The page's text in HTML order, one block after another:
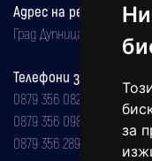
за
Адрес на редакцията
Град Дупница, ул.''Христо
Телефони за реклама и
0879 356 082
0879 356 098
0879 356 289